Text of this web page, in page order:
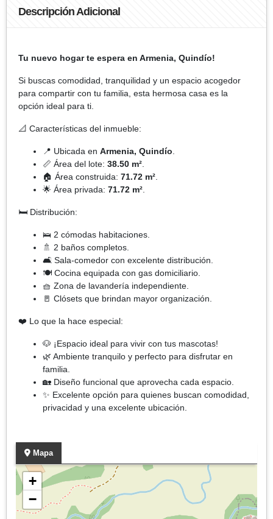
Descripción Adicional
Tu nuevo hogar te espera en Armenia, Quindío!
Si buscas comodidad, tranquilidad y un espacio acogedor
para compartir con tu familia, esta hermosa casa es la
opción ideal para ti.
📐 Características del inmueble:
📍 Ubicada en Armenia, Quindío
📏 Área del lote: 38.50 m²
🏠 Área construida: 71.72 m²
🌟 Área privada: 71.72 m²
🛏️ Distribución:
🛌 2 cómodas habitaciones.
🚿 2 baños completos.
🛋️ Sala-comedor con excelente distribución.
🍽️ Cocina equipada con gas domiciliario.
🧺 Zona de lavandería independiente.
🚪 Clósets que brindan mayor organización.
❤️ Lo que la hace especial:
🐶 ¡Espacio ideal para vivir con tus mascotas!
🌿 Ambiente tranquilo y perfecto para disfrutar en
familia.
🏡 Diseño funcional que aprovecha cada espacio.
✨ Excelente opción para quienes buscan comodidad,
privacidad y una excelente ubicación.
Mapa
+
−